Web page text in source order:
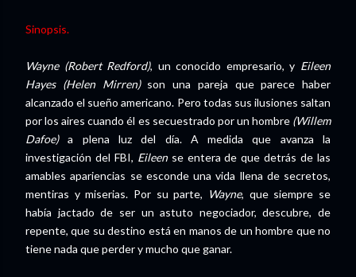
Sinopsis.
Wayne (Robert Redford), un conocido empresario, y Eileen
Hayes (Helen Mirren)son una pareja que parece haber
alcanzado el sueño americano. Pero todas sus ilusiones saltan
por los aires cuando él es secuestrado por un hombre (Willem
Dafoe)a plena luz del día. A medida que avanza la
investigación del FBI, Eileense entera de que detrás de las
amables apariencias se esconde una vida llena de secretos,
mentiras y miserias. Por su parte, Wayne, que siempre se
había jactado de ser un astuto negociador, descubre, de
repente, que su destino está en manos de un hombre que no
tiene nada que perder y mucho que ganar.